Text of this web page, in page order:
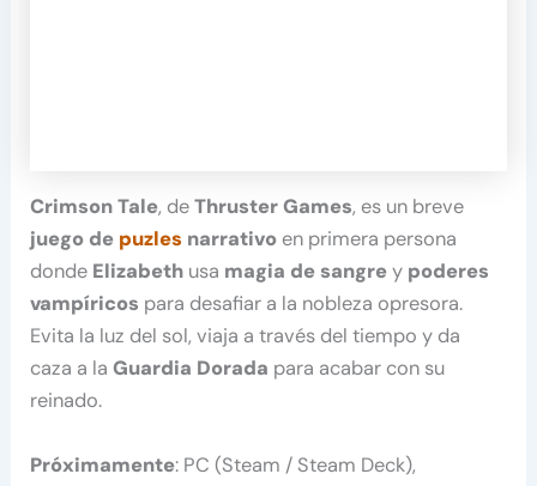
Crimson Tale, deThruster Games, es un breve
juego de puzles narrativo en primera persona
donde Elizabeth usa magia de sangrey poderes
vampíricos para desafiar a la nobleza opresora.
Evita la luz del sol, viaja a través del tiempo y da
caza a laGuardia Dorada para acabar con su
reinado.
Próximamente: PC (Steam / Steam Deck),